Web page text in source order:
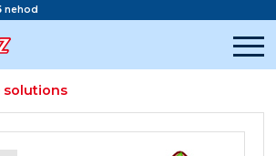
nehod
solutions
reklamy
reklamy